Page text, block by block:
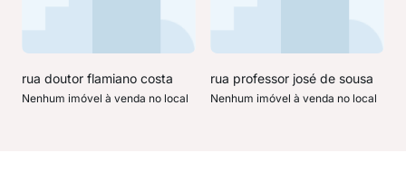
rua doutor flamiano costa
Nenhum imóvel à venda no local
rua professor josé de sousa
Nenhum imóvel à venda no local